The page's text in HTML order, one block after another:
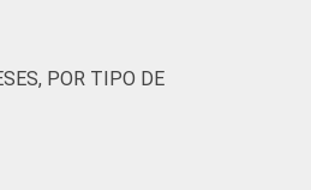
POR TIPO DE